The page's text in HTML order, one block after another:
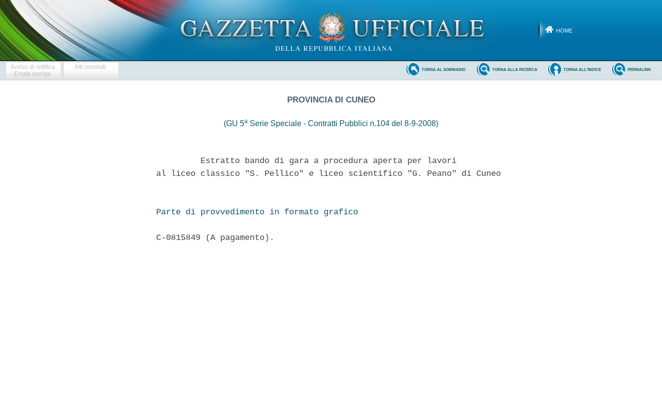
HOME
Avviso di rettifica
Errata corrige
Atti correlati PERMALINK
TORNA ALL'INDICE
TORNA ALLA RICERCA
TORNA AL SOMMARIO
PROVINCIA DI CUNEO
(GU 5a Serie Speciale - Contratti Pubblici n.104 del 8-9-2008)
         Estratto bando di gara a procedura aperta per lavori
al liceo classico "S. Pellico" e liceo scientifico "G. Peano" di Cuneo
Parte di provvedimento in formato grafico